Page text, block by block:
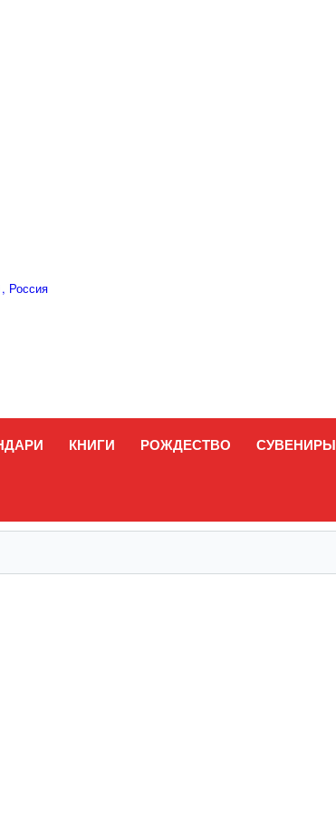
Россия
КНИГИ РОЖДЕСТВО СУВЕНИРЫ